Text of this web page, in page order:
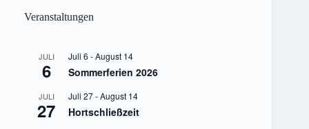
Veranstaltungen
JULI
6
Juli 6 -August 14
Sommerferien 2026
JULI
27
Juli 27-August 14
Hortschließzeit